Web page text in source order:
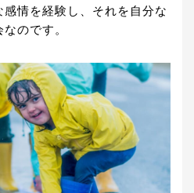
情を経験し、それを自分な
のです。